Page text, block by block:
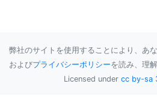
弊社のサイトを使用することにより、あ
およびプライバシーポリシーを読み、理
Licensed under cc by-sa